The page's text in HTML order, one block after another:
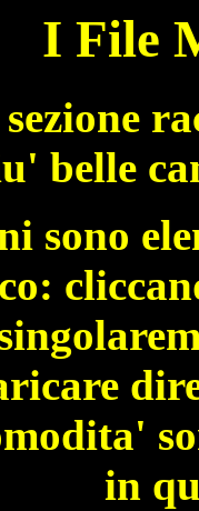
I File
sezione
belle
sono
in